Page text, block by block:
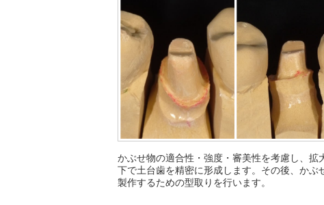
かぶせ物の適合性・強度・審美性を考慮し、拡
下で土台歯を精密に形成します。その後、かぶ
製作するための型取りを行います。